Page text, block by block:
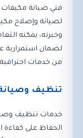
فني صيانة
لصيانة وإصلاح
وخبرته، يمكنه
لضمان استمرارية
من خدمات
تنظيف
خدمات تنظيف
الحفاظ على كفاءة